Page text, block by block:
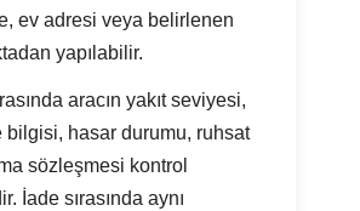
ev adresi veya belirlenen
yapılabilir.
aracın yakıt seviyesi,
bilgisi, hasar durumu, ruhsat
sözleşmesi kontrol
İade sırasında aynı